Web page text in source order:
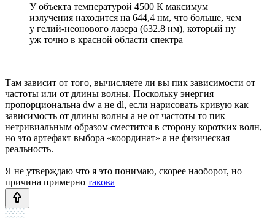
У объекта температурой 4500 К максимум
излучения находится на 644,4 нм, что больше, чем
у гелий-неонового лазера (632.8 нм), который ну
уж точно в красной области спектра
Там зависит от того, вычисляете ли вы пик зависимости от
частоты или от длины волны. Поскольку энергия
пропорциональна dw а не dl, если нарисовать кривую как
зависимость от длины волны а не от частоты то пик
нетривиальным образом сместится в сторону коротких волн,
но это артефакт выбора «координат» а не физическая
реальность.
Я не утверждаю что я это понимаю, скорее наоборот, но
причина примерно такова